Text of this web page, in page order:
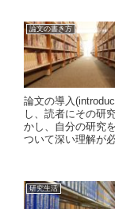
論文の書き方
論文の導入
し、読者にその研
かし、自分の研究
ついて深い理解が
研究生活